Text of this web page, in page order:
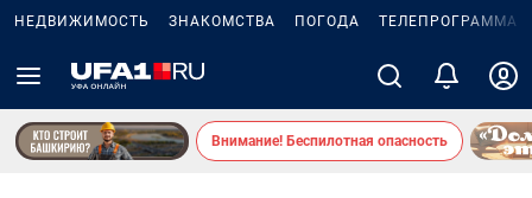
НЕДВИЖИМОСТЬ ЗНАКОМСТВА ПОГОДА ТЕЛЕПРОГРАММА
Внимание! Беспилотная опасность